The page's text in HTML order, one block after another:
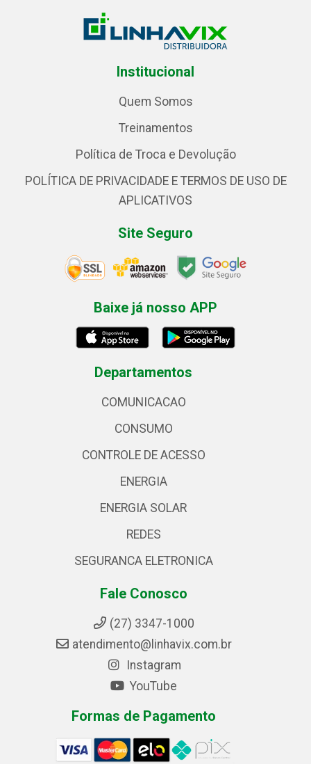
Institucional
Quem Somos
Treinamentos
Política de Troca e Devolução
POLÍTICA DE PRIVACIDADE E TERMOS DE USO DE
APLICATIVOS
Site Seguro
Baixe já nosso APP
Departamentos
COMUNICACAO
CONSUMO
CONTROLE DE ACESSO
ENERGIA
ENERGIA SOLAR
REDES
SEGURANCA ELETRONICA
Fale Conosco
(27) 3347-1000
atendimento@linhavix.com.br
Instagram
YouTube
Formas de Pagamento